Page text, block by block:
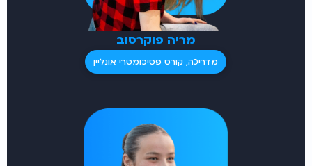
מריה פוקרסוב
מדריכה, קורס פסיכומטרי אונליין